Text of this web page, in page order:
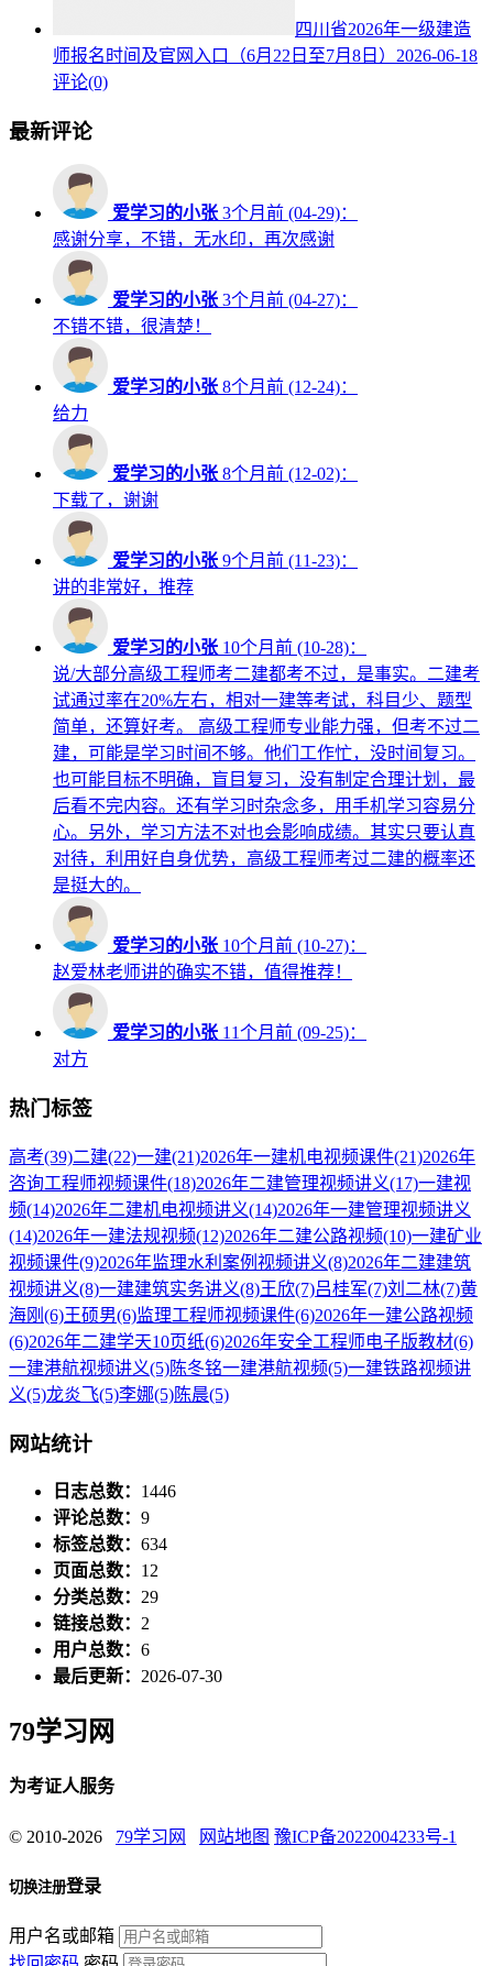
四川省2026年一级建造
师报名时间及官网入口（6月22日至7月8日） 2026-06-18
评论(0)
最新评论
爱学习的小张 3个月前 (04-29)：
感谢分享，不错，无水印，再次感谢
爱学习的小张 3个月前 (04-27)：
不错不错，很清楚！
爱学习的小张 8个月前 (12-24)：
给力
爱学习的小张 8个月前 (12-02)：
下载了，谢谢
爱学习的小张 9个月前 (11-23)：
讲的非常好，推荐
爱学习的小张 10个月前 (10-28)：
说/大部分高级工程师考二建都考不过，是事实。二建考
试通过率在20%左右，相对一建等考试，科目少、题型
简单，还算好考。 高级工程师专业能力强，但考不过二
建，可能是学习时间不够。他们工作忙，没时间复习。
也可能目标不明确，盲目复习，没有制定合理计划，最
后看不完内容。还有学习时杂念多，用手机学习容易分
心。另外，学习方法不对也会影响成绩。其实只要认真
对待，利用好自身优势，高级工程师考过二建的概率还
是挺大的。
爱学习的小张 10个月前 (10-27)：
赵爱林老师讲的确实不错，值得推荐！
爱学习的小张 11个月前 (09-25)：
对方
热门标签
高考(39)二建(22)一建(21)2026年一建机电视频课件(21)2026年
咨询工程师视频课件(18)2026年二建管理视频讲义(17)一建视
频(14)2026年二建机电视频讲义(14)2026年一建管理视频讲义
(14)2026年一建法规视频(12)2026年二建公路视频(10)一建矿业
视频课件(9)2026年监理水利案例视频讲义(8)2026年二建建筑
视频讲义(8)一建建筑实务讲义(8)王欣(7)吕桂军(7)刘二林(7)黄
海刚 (6)王硕男(6)监理工程师视频课件(6)2026年一建公路视频
(6)2026年二建学天10页纸(6)2026年安全工程师电子版教材(6)
一建港航视频讲义(5)陈冬铭一建港航视频(5)一建铁路视频讲
义(5)龙炎飞(5)李娜(5)陈晨(5)
网站统计
日志总数： 1446
评论总数： 9
标签总数： 634
页面总数： 12
分类总数： 29
链接总数： 2
用户总数： 6
最后更新： 2026-07-30
79学习网
为考证人服务
© 2010-2026 79学习网 网站地图 豫ICP备2022004233号-1
切换注册登录
用户名或邮箱